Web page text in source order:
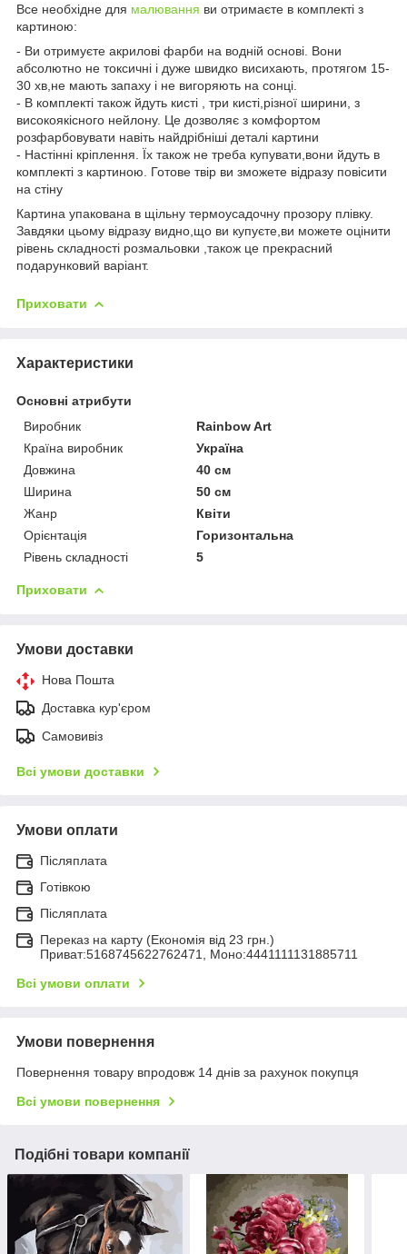
Все необхідне для малювання ви отримаєте в комплекті з
картиною:
- Ви отримуєте акрилові фарби на водній основі. Вони
абсолютно не токсичні і дуже швидко висихають, протягом 15-
30 хв,не мають запаху і не вигоряють на сонці.
- В комплекті також йдуть кисті , три кисті,різної ширини, з
високоякісного нейлону. Це дозволяє з комфортом
розфарбовувати навіть найдрібніші деталі картини
- Настінні кріплення. Їх також не треба купувати,вони йдуть в
комплекті з картиною. Готове твір ви зможете відразу повісити
на стіну
Картина упакована в щільну термоусадочну прозору плівку.
Завдяки цьому відразу видно,що ви купуєте,ви можете оцінити
рівень складності розмальовки ,також це прекрасний
подарунковий варіант.
Приховати
Характеристики
Основні атрибути
Виробник
Rainbow Art
Країна виробник
Україна
Довжина
40 см
Ширина
50 см
Жанр
Квіти
Орієнтація
Горизонтальна
Рівень складності
5
Приховати
Умови доставки
Нова Пошта
Доставка кур'єром
Самовивіз
Всі умови доставки
Умови оплати
Післяплата
Готівкою
Післяплата
Переказ на карту (Економія від 23 грн.)
Приват:5168745622762471, Моно:4441111131885711
Всі умови оплати
Умови повернення
Повернення товару впродовж 14 днів за рахунок покупця
Всі умови повернення
Подібні товари компанії